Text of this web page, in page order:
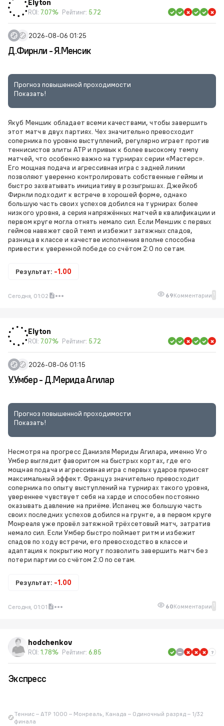
Elyton
ROI: 7.07% Рейтинг: 5.72
2026-08-06 01:25
Д.Фирнли - Я.Менсик
Прогноз повышенной проходимости
Показать!
Якуб Меншик обладает всеми качествами, чтобы завершить
этот матч в двух партиях. Чех значительно превосходит
соперника по уровню выступлений, регулярно играет против
теннисистов элиты ATP и привык к более высокому темпу
матчей, что особенно важно на турнирах серии «Мастерс».
Его мощная подача и агрессивная игра с задней линии
позволяют уверенно контролировать собственные геймы и
быстро захватывать инициативу в розыгрышах. Джейкоб
Фирнли подходит к встрече в хорошей форме, однако
большую часть своих успехов добился на турнирах более
низкого уровня, а серия напряжённых матчей в квалификации и
первом круге могла отнять немало сил. Если Меншик с первых
геймов навяжет свой темп и избежит затяжных спадов,
разница в классе и качестве исполнения вполне способна
привести к уверенной победе со счётом 2:0 по сетам.
Результат: -1.00
Сегодня, 01:02 69Комментарии 1
Elyton
ROI: 7.07% Рейтинг: 5.72
2026-08-06 01:15
У.Умбер - Д.Мерида Агилар
Прогноз повышенной проходимости
Показать!
Несмотря на прогресс Даниэля Мериды Агилара, именно Уго
Умбер выглядит фаворитом на быстрых кортах, где его
мощная подача и агрессивная игра с первых ударов приносят
максимальный эффект. Француз значительно превосходит
соперника по опыту выступлений на турнирах такого уровня,
увереннее чувствует себя на харде и способен постоянно
оказывать давление на приёме. Испанец же большую часть
своих последних успехов добился на грунте, а в первом круге
Монреаля уже провёл затяжной трёхсетовый матч, затратив
немало сил. Если Умбер быстро поймает ритм и избежит
спадов по ходу встречи, его превосходство в классе и
адаптация к покрытию могут позволить завершить матч без
потери партии со счётом 2:0 по сетам.
Результат: -1.00
Сегодня, 01:01 60Комментарии 1
hodchenkov
ROI: 1.78% Рейтинг: 6.85
Экспресс
Теннис – ATP 1000 – Монреаль, Канада – Одиночный разряд – 1/32
финала